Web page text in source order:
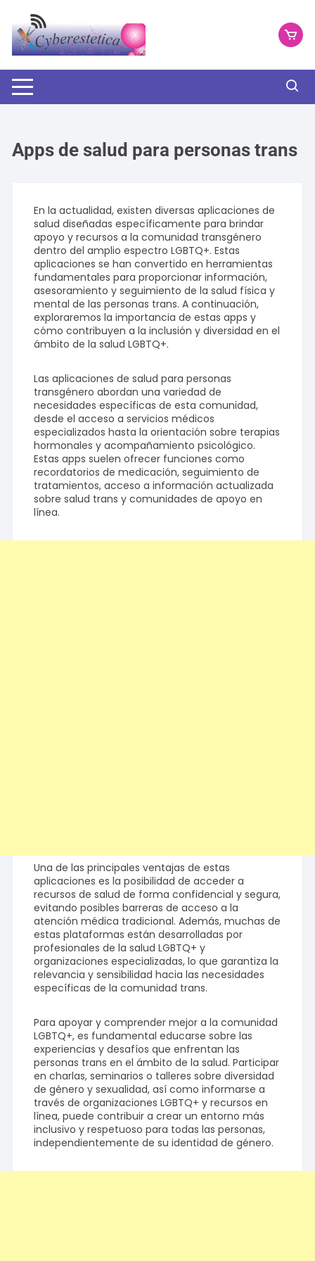
contenido
Apps de salud para personas trans
En la actualidad, existen diversas aplicaciones de
salud diseñadas específicamente para brindar
apoyo y recursos a la comunidad transgénero
dentro del amplio espectro LGBTQ+. Estas
aplicaciones se han convertido en herramientas
fundamentales para proporcionar información,
asesoramiento y seguimiento de la salud física y
mental de las personas trans. A continuación,
exploraremos la importancia de estas apps y
cómo contribuyen a la inclusión y diversidad en el
ámbito de la salud LGBTQ+.
Las aplicaciones de salud para personas
transgénero abordan una variedad de
necesidades específicas de esta comunidad,
desde el acceso a servicios médicos
especializados hasta la orientación sobre terapias
hormonales y acompañamiento psicológico.
Estas apps suelen ofrecer funciones como
recordatorios de medicación, seguimiento de
tratamientos, acceso a información actualizada
sobre salud trans y comunidades de apoyo en
línea.
Una de las principales ventajas de estas
aplicaciones es la posibilidad de acceder a
recursos de salud de forma confidencial y segura,
evitando posibles barreras de acceso a la
atención médica tradicional. Además, muchas de
estas plataformas están desarrolladas por
profesionales de la salud LGBTQ+ y
organizaciones especializadas, lo que garantiza la
relevancia y sensibilidad hacia las necesidades
específicas de la comunidad trans.
Para apoyar y comprender mejor a la comunidad
LGBTQ+, es fundamental educarse sobre las
experiencias y desafíos que enfrentan las
personas trans en el ámbito de la salud. Participar
en charlas, seminarios o talleres sobre diversidad
de género y sexualidad, así como informarse a
través de organizaciones LGBTQ+ y recursos en
línea, puede contribuir a crear un entorno más
inclusivo y respetuoso para todas las personas,
independientemente de su identidad de género.